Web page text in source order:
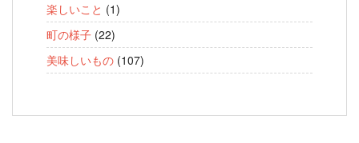
楽しいこと (1)
町の様子 (22)
美味しいもの (107)